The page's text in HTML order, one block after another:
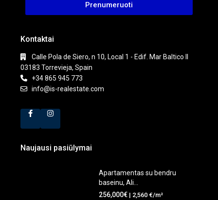
Prenumeruoti
Kontaktai
Calle Pola de Siero, n 10, Local 1 - Edif. Mar Baltico II
03183 Torrevieja, Spain
+34 865 945 773
info@is-realestate.com
Naujausi pasiūlymai
Apartamentas su bendru
baseinu, Ali...
256,000€ | 2,560 €/m²